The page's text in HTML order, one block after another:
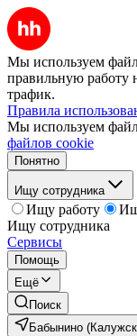
Мы используем
правильную работу
трафик.
Правила
Мы используем
файлов cookie
Понятно
Ищу сотрудника
Ищу работу
Ищу сотрудника
Сервисы
Помощь
Ещё
Поиск
Бабынино